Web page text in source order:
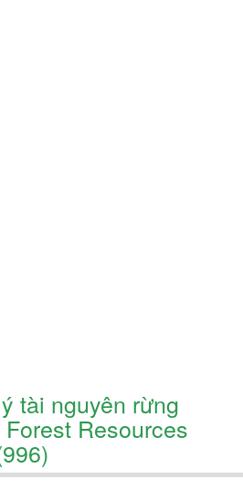
tài nguyên rừng
Resources